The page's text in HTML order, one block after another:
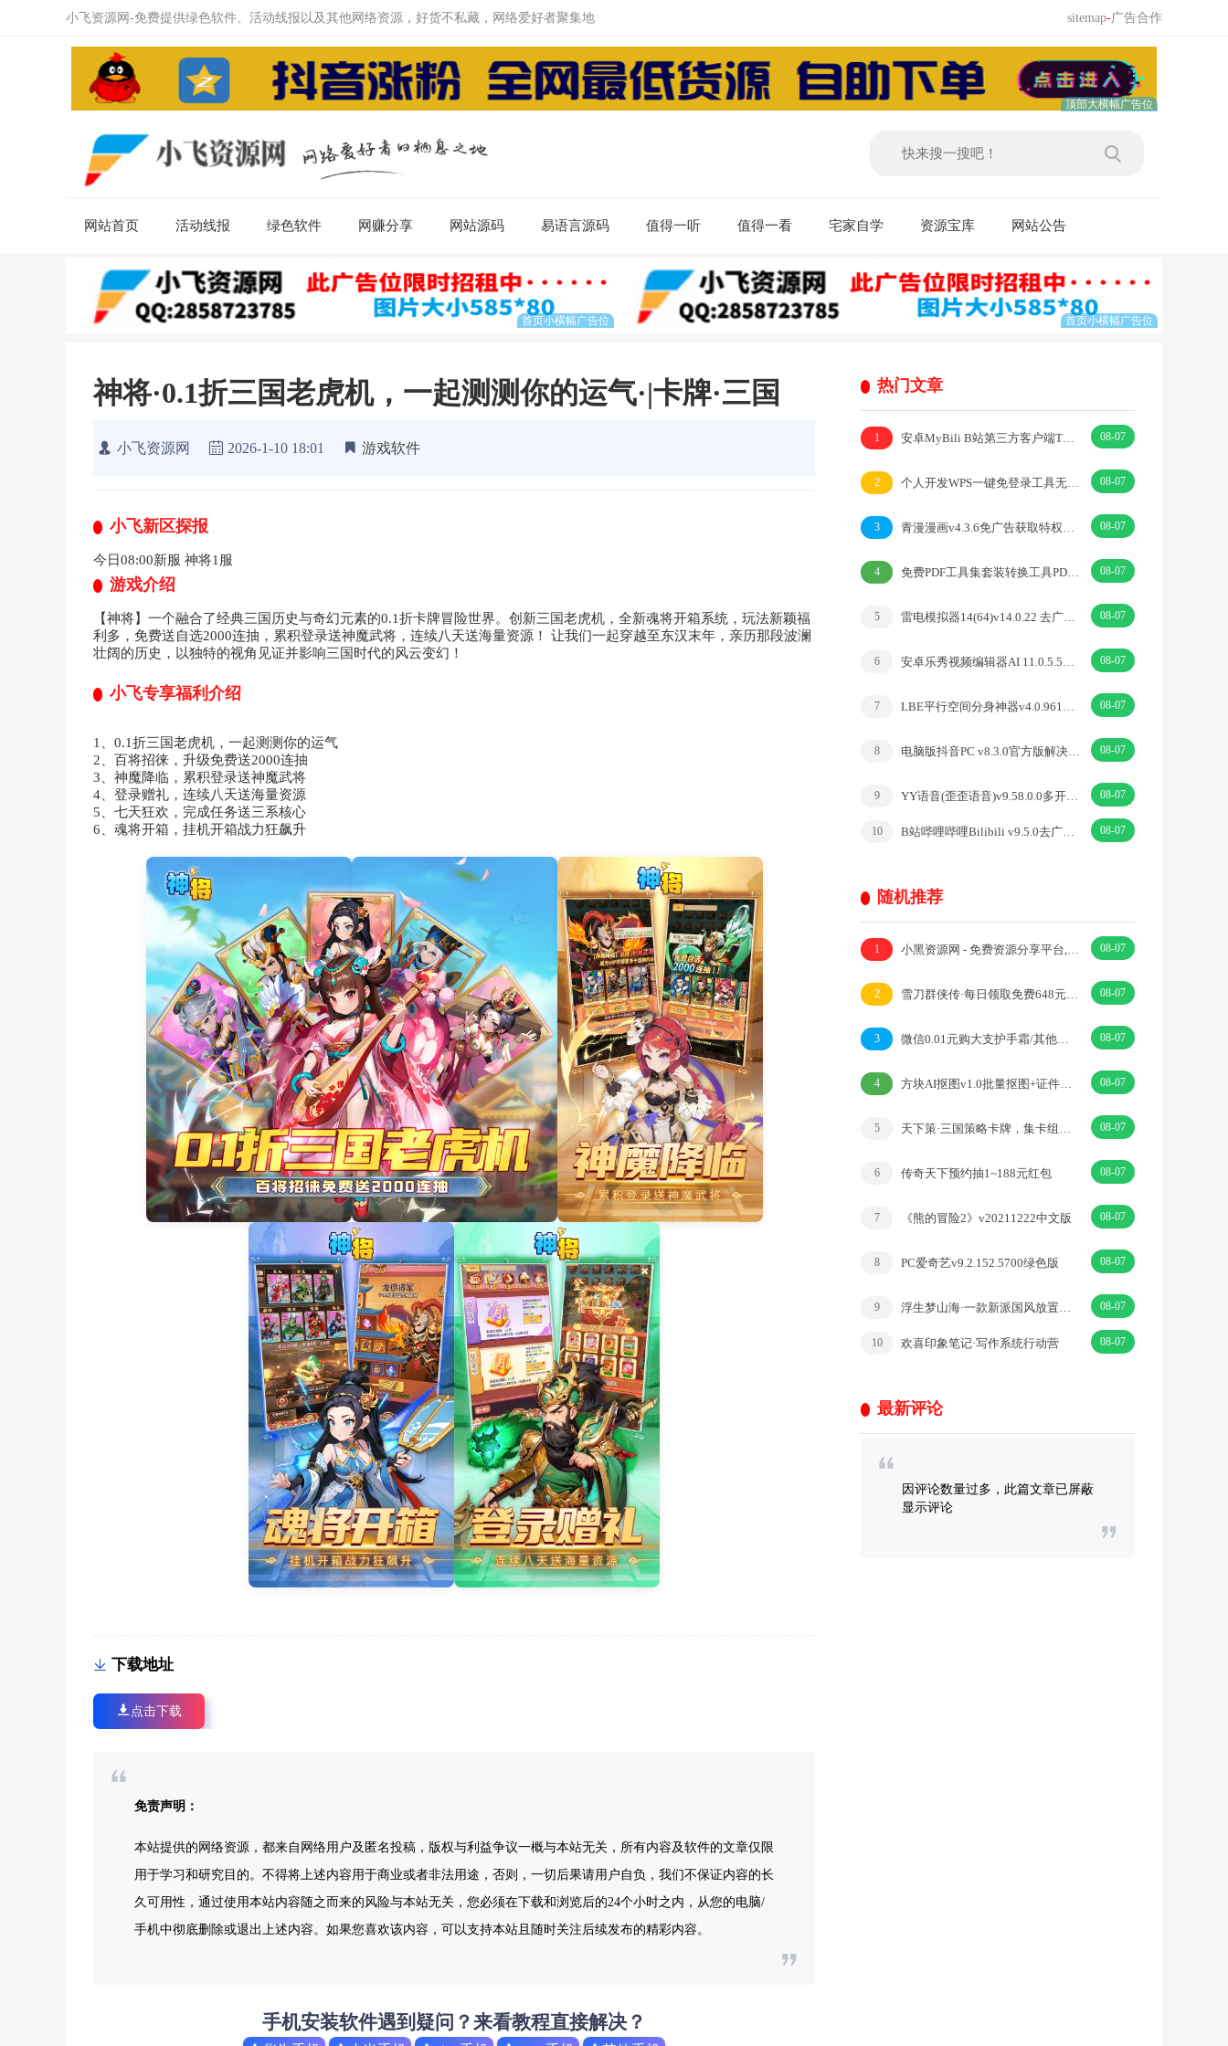
小飞资源网-免费提供绿色软件、活动线报以及其他网络资源，好货不私藏，网络爱好者聚集地 sitemap-广告合作
网站首页 活动线报 绿色软件 网赚分享 网站源码 易语言源码 值得一听 值得一看 宅家自学 资源宝库 网站公告
神将·0.1折三国老虎机，一起测测你的运气·|卡牌·三国
小飞资源网 2026-1-10 18:01 游戏软件
小飞新区探报
今日08:00新服 神将1服
游戏介绍
【神将】一个融合了经典三国历史与奇幻元素的0.1折卡牌冒险世界。创新三国老虎机，全新魂将开箱系统，玩法新颖福
利多，免费送自选2000连抽，累积登录送神魔武将，连续八天送海量资源！ 让我们一起穿越至东汉末年，亲历那段波澜
壮阔的历史，以独特的视角见证并影响三国时代的风云变幻！
小飞专享福利介绍
1、0.1折三国老虎机，一起测测你的运气
2、百将招徕，升级免费送2000连抽
3、神魔降临，累积登录送神魔武将
4、登录赠礼，连续八天送海量资源
5、七天狂欢，完成任务送三系核心
6、魂将开箱，挂机开箱战力狂飙升
下载地址
点击下载
免责声明：
本站提供的网络资源，都来自网络用户及匿名投稿，版权与利益争议一概与本站无关，所有内容及软件的文章仅限
用于学习和研究目的。不得将上述内容用于商业或者非法用途，否则，一切后果请用户自负，我们不保证内容的长
久可用性，通过使用本站内容随之而来的风险与本站无关，您必须在下载和浏览后的24个小时之内，从您的电脑/
手机中彻底删除或退出上述内容。如果您喜欢该内容，可以支持本站且随时关注后续发布的精彩内容。
手机安装软件遇到疑问？来看教程直接解决？
热门文章
1 安卓MyBili B站第三方客户端TV版v1.6.9 08-07
2 个人开发WPS一键免登录工具无需登录账号 08-07
3 青漫漫画v4.3.6免广告获取特权重制修复版 08-07
4 免费PDF工具集套装转换工具PDFgear v2.1.18 08-07
5 雷电模拟器14(64)v14.0.22 去广告绿色纯净版 08-07
6 安卓乐秀视频编辑器AI 11.0.5.5去广告解锁VIP版 08-07
7 LBE平行空间分身神器v4.0.9612解锁vip专业版 08-07
8 电脑版抖音PC v8.3.0官方版解决网页切换烦恼 08-07
9 YY语音(歪歪语音)v9.58.0.0多开去广告绿色版 08-07
10 B站哔哩哔哩Bilibili v9.5.0去广告内置漫游模块版 08-07
随机推荐
1 小黑资源网 - 免费资源分享平台,小刀娱乐网,爱Q生活网,科学刀,QQ技术教程 08-07
2 雪刀群侠传·每日领取免费648元代金券·|卡牌·武侠 08-07
3 微信0.01元购大支护手霜/其他实物 08-07
4 方块AI抠图v1.0批量抠图+证件照排版打印v1.0 08-07
5 天下策·三国策略卡牌，集卡组阵一统霸业·|放置·三国 08-07
6 传奇天下预约抽1~188元红包 08-07
7 《熊的冒险2》v20211222中文版 08-07
8 PC爱奇艺v9.2.152.5700绿色版 08-07
9 浮生梦山海·一款新派国风放置修真手游·|仙侠·国风 08-07
10 欢喜印象笔记·写作系统行动营 08-07
最新评论
因评论数量过多，此篇文章已屏蔽
显示评论